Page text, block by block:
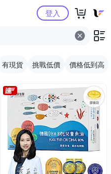
Yahoo購物中心登入
有現貨 挑戰低價 價格低到高